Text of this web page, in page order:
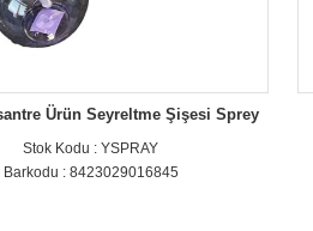
Ürün Seyreltme Şişesi Sprey
Stok Kodu : YSPRAY
Barkodu : 8423029016845